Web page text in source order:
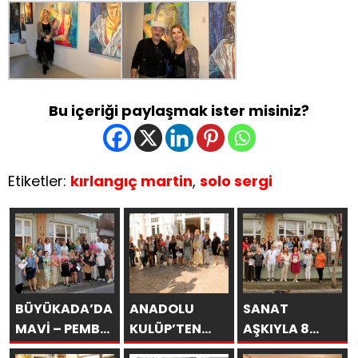
Bu içeriği paylaşmak ister misiniz?
Etiketler: kırlangıç martin, solo sergi
BÜYÜKADA’DA
MAVİ – PEMBE
DÜŞLER
ANADOLU
KULÜP’TEN
ESİNTİLER
SANAT
AŞKIYLA 8
AÇILDI